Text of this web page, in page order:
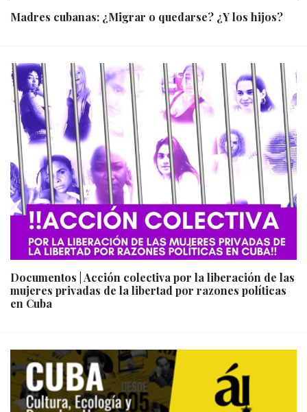
Madres cubanas: ¿Migrar o quedarse? ¿Y los hijos?
Documentos | Acción colectiva por la liberación de las
mujeres privadas de la libertad por razones políticas
en Cuba